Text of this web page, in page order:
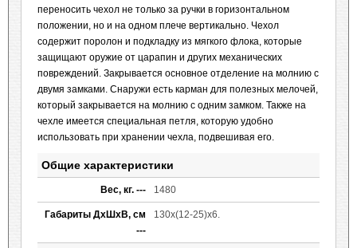
переносить чехол не только за ручки в горизонтальном
положении, но и на одном плече вертикально. Чехол
содержит поролон и подкладку из мягкого флока, которые
защищают оружие от царапин и других механических
повреждений. Закрывается основное отделение на молнию с
двумя замками. Снаружи есть карман для полезных мелочей,
который закрывается на молнию с одним замком. Также на
чехле имеется специальная петля, которую удобно
использовать при хранении чехла, подвешивая его.
Общие характеристики
Вес, кг. --- 1480
Габариты ДxШxВ, см
---
130х(12-25)х6.